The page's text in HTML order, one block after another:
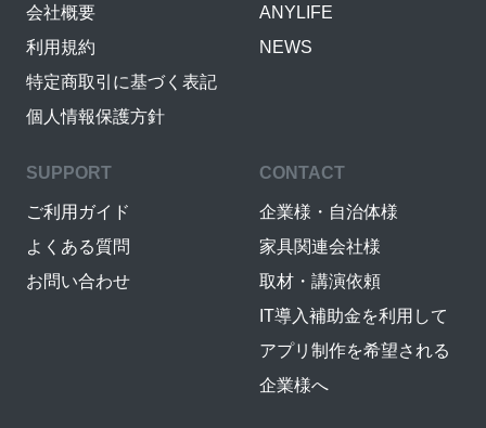
会社概要
利用規約
特定商取引に基づく表記
個人情報保護方針
ANYLIFE
NEWS
SUPPORT
ご利用ガイド
よくある質問
お問い合わせ
CONTACT
企業様・自治体様
家具関連会社様
取材・講演依頼
IT導入補助金を利用して
アプリ制作を希望される
企業様へ